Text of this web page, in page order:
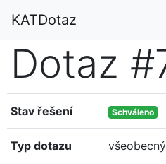
KATDotaz
Dotaz
Stav řešení Schváleno
Typ dotazu